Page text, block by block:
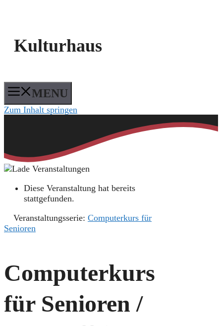
Kulturhaus
MENU
Zum Inhalt springen
Diese Veranstaltung hat bereits
stattgefunden.
Veranstaltungsserie: Computerkurs für
Senioren
Computerkurs
für Senioren /